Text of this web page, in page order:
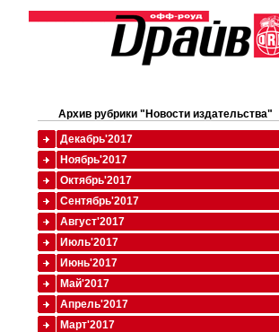
Архив рубрики "Новости издательства"
Декабрь'2017
Ноябрь'2017
Октябрь'2017
Сентябрь'2017
Август'2017
Июль'2017
Июнь'2017
Май'2017
Апрель'2017
Март'2017